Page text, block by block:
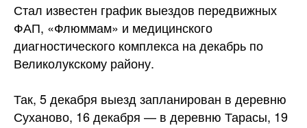
Стал известен график выездов передвижных
ФАП, «Флюммам» и медицинского
диагностического комплекса на декабрь по
Великолукскому району.
Так, 5 декабря выезд запланирован в деревню
Суханово, 16 декабря — в деревню Тарасы, 19